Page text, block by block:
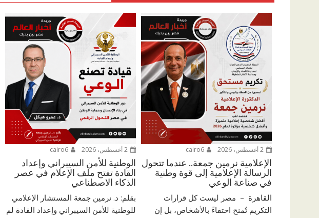
الإعلامية نرمين جمعة.. عندما تتحول
الرسالة الإعلامية إلى قوة وطنية
في صناعة الوعي
القاهرة – مصر ليست كل قرارات
التكريم تُمنح احتفاءً بالأشخاص، بل إن
2 أغسطس، 2026 cairo6
الوطنية للأمن السيبراني وإعداد
القادة تفتح ملف الإعلام في عصر
الذكاء الاصطناعي
بقلم: د. نرمين جمعة المستشار الإعلامي
للوطنية للأمن السيبراني وإعداد القادة لم